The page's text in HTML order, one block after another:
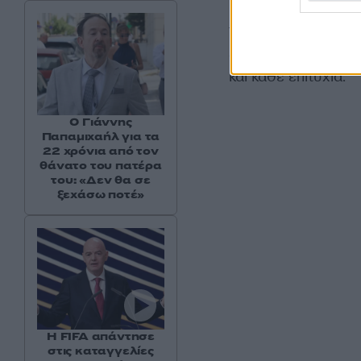
Τον ευχαριστούμε
αφοσίωσή του και
και κάθε επιτυχία.
Ο Γιάννης
Παπαμιχαήλ για τα
22 χρόνια από τον
θάνατο του πατέρα
του: «Δεν θα σε
ξεχάσω ποτέ»
Η FIFA απάντησε
στις καταγγελίες